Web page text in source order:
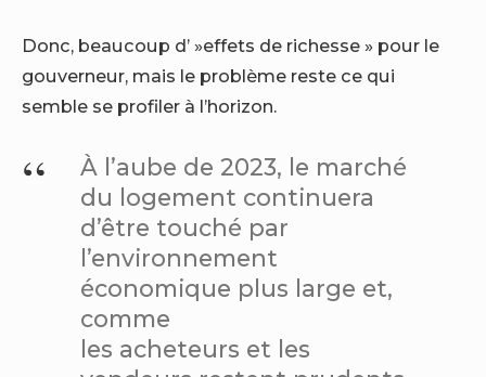
Donc, beaucoup d’ »effets de richesse » pour le
gouverneur, mais le problème reste ce qui
semble se profiler à l’horizon.
À l’aube de 2023, le marché
du logement continuera
d’être touché par
l’environnement
économique plus large et,
comme
les acheteurs et les